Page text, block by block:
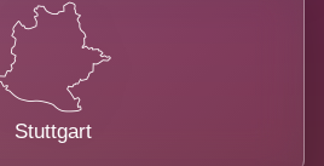
Stuttgart